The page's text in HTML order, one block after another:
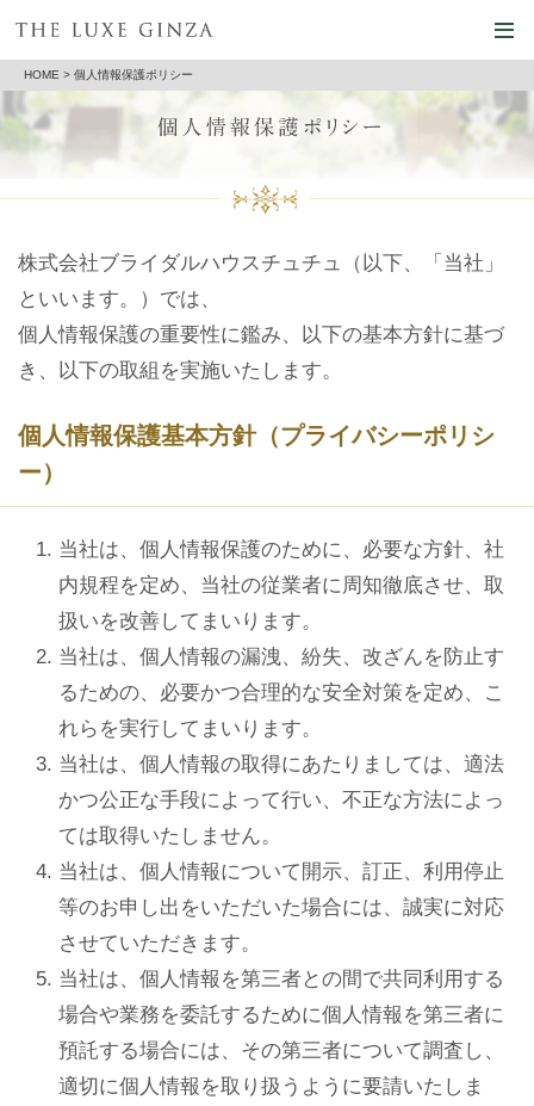
HOME > 個人情報保護ポリシー
株式会社ブライダルハウスチュチュ（以下、「当社」
といいます。）では、
個人情報保護の重要性に鑑み、以下の基本方針に基づ
き、以下の取組を実施いたします。
個人情報保護基本方針（プライバシーポリシ
ー）
当社は、個人情報保護のために、必要な方針、社
内規程を定め、当社の従業者に周知徹底させ、取
扱いを改善してまいります。
当社は、個人情報の漏洩、紛失、改ざんを防止す
るための、必要かつ合理的な安全対策を定め、こ
れらを実行してまいります。
当社は、個人情報の取得にあたりましては、適法
かつ公正な手段によって行い、不正な方法によっ
ては取得いたしません。
当社は、個人情報について開示、訂正、利用停止
等のお申し出をいただいた場合には、誠実に対応
させていただきます。
当社は、個人情報を第三者との間で共同利用する
場合や業務を委託するために個人情報を第三者に
預託する場合には、その第三者について調査し、
適切に個人情報を取り扱うように要請いたしま